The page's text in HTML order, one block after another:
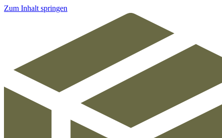
Zum Inhalt springen